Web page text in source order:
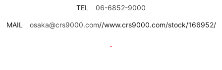
TEL 06-6852-9000
MAIL osaka@crs9000.com//www.crs9000.com/stock/166952/